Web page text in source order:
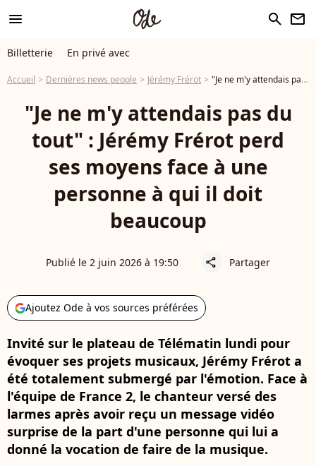
menu search newsletter
Billetterie En privé avec
Accueil Dernières news people Jérémy Frérot "Je ne m'y attendais pas du tout" : Jérémy Frérot perd ses moyens face à une personne à qui il doit beaucoup
"Je ne m'y attendais pas du
tout" : Jérémy Frérot perd
ses moyens face à une
personne à qui il doit
beaucoup
Publié le 2 juin 2026 à 19:50 share Partager
Ajoutez Ode à vos sources préférées
Invité sur le plateau de Télématin lundi pour
évoquer ses projets musicaux, Jérémy Frérot a
été totalement submergé par l'émotion. Face à
l'équipe de France 2, le chanteur versé des
larmes après avoir reçu un message vidéo
surprise de la part d'une personne qui lui a
donné la vocation de faire de la musique.